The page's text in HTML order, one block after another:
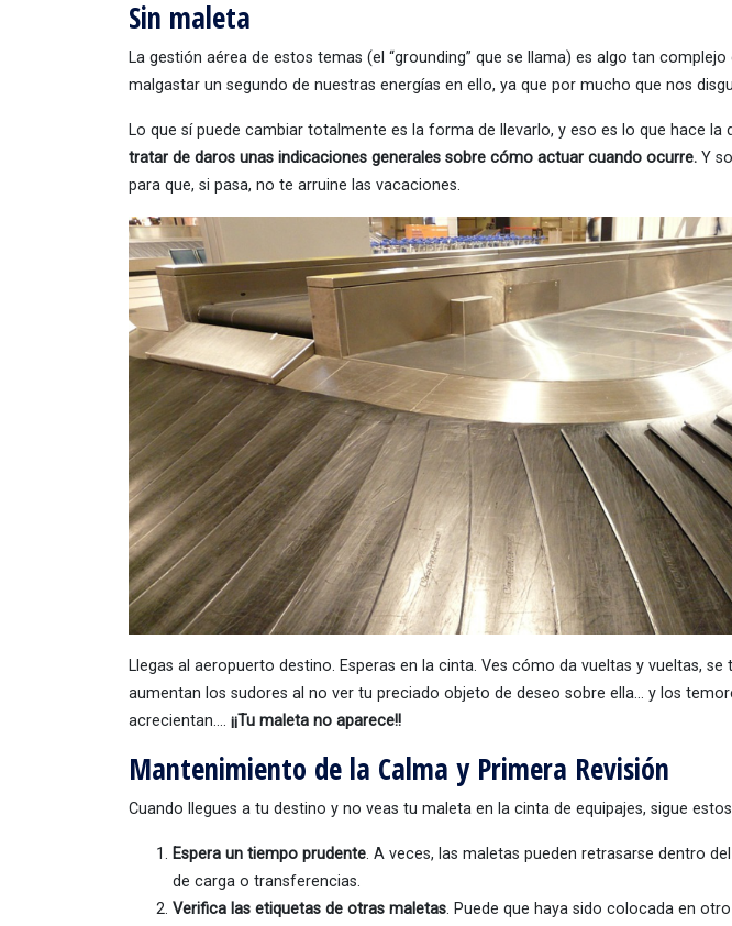
Sin maleta
La gestión aérea de estos temas (el “grounding” que se llama) es algo tan
malgastar un segundo de nuestras energías en ello, ya que por mucho que nos
Lo que sí puede cambiar totalmente es la forma de llevarlo, y eso es lo que hace la
tratar de daros unas indicaciones generales sobre cómo actuar cuando ocurre. Y
para que, si pasa, no te arruine las vacaciones.
Llegas al aeropuerto destino. Esperas en la cinta. Ves cómo da vueltas y vueltas,
aumentan los sudores al no ver tu preciado objeto de deseo sobre ella… y los
acrecientan…. ¡¡Tu maleta no aparece!!
Mantenimiento de la Calma y Primera Revisión
Cuando llegues a tu destino y no veas tu maleta en la cinta de equipajes, sigue
Espera un tiempo prudente. A veces, las maletas pueden retrasarse dentro
de carga o transferencias.
Verifica las etiquetas de otras maletas. Puede que haya sido colocada en